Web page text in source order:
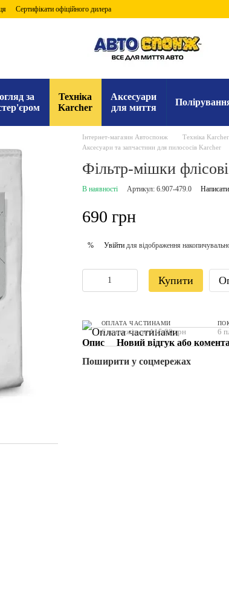
Сертифікати офіційного дилера
за
Техніка
Karcher
Аксесуари
для миття
Інтернет-магазин Автоспонж Техніка Karcher
Аксесуари та запчастини для пилососів Karcher
Фільтр-мішки
В наявності Артикул: 6.907-479.0
690 грн
% Увійтидля відображення
Купити
ОПЛАТА ЧАСТИНАМИ
6 платежів по 115.00 грн 6
Опис
Новий відгук або
Поширити у соцмережах